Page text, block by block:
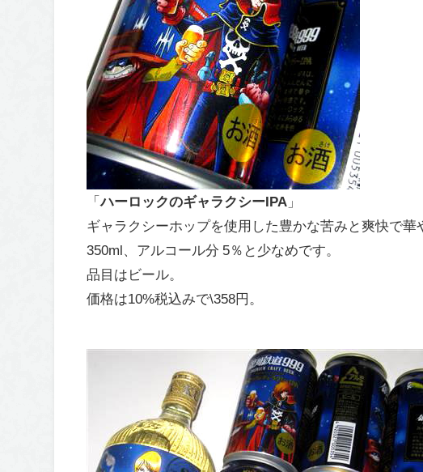
「ハーロックのギャラクシーIPA 」
ギャラクシーホップを使用した豊かな苦みと爽快で華
350ml、アルコール分 5％と少なめです。
品目はビール。
価格は10%税込みで\358円。